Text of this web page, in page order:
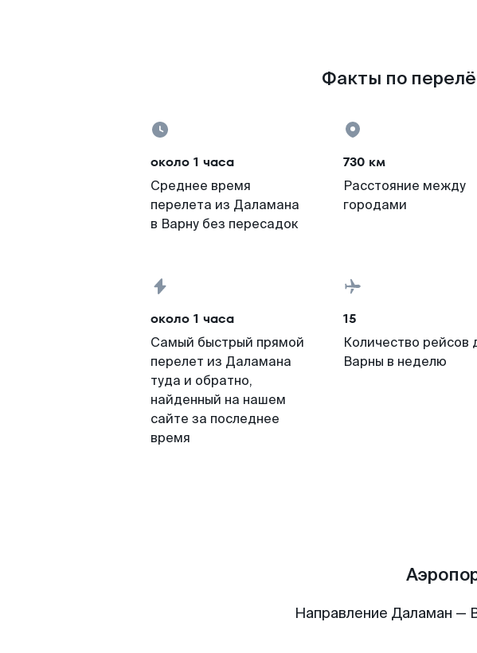
Факты по
около 1 часа
Среднее время
перелета из Даламана
в Варну без пересадок
730 км
Расстояние между
городами
около 1 часа
Самый быстрый прямой
перелет из Даламана
туда и обратно,
найденный на нашем
сайте за последнее
время
15
Количество рейсов
Варны в неделю
Направление Даламан —